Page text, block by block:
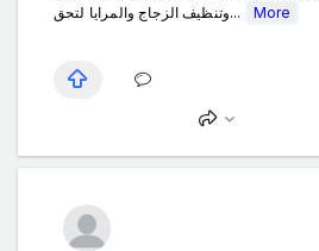
وتنظيف الزجاج والمرايا لتحق...
More